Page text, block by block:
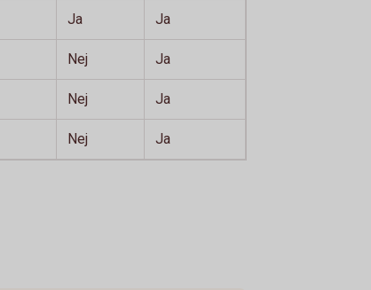
Ja Ja
Nej Ja
Nej Ja
Nej Ja